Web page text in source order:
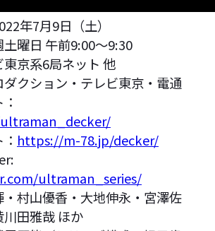
年7月9日（土）
曜日 午前9:00～9:30
京系6局ネット 他
クション・テレビ東京・電通
https://m-78.jp/decker/
ultraman_series/
村山優香・大地伸永・宮澤佐
田雅哉 ほか